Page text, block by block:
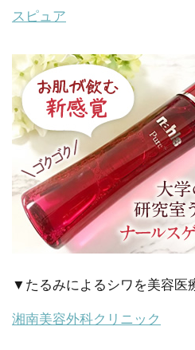
スピュア
▼たるみによるシワを美容医
湘南美容外科クリニック